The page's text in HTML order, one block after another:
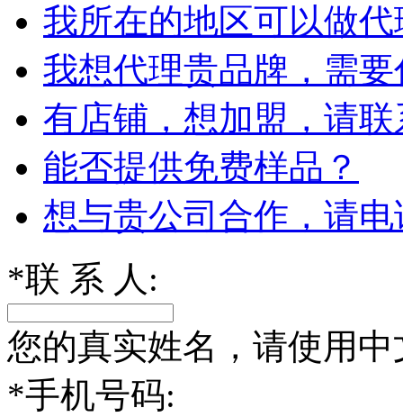
我所在的地区可以做
我想代理贵品牌，需
有店铺，想加盟，请
能否提供免费样品？
想与贵公司合作，请
*联 系 人:
您的真实姓名，请使用中
*手机号码: